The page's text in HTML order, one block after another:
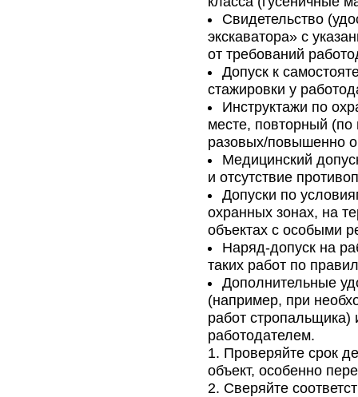
Свидетельство
экскаватора» с
от требований
Допуск к
стажировки у
Инструктажи по
месте, повторный
разовых/повышенно
Медицинский
и отсутствие
Допуски по
охранных зонах, на
объектах с особыми
Наряд-допуск на
таких работ по
Дополнительные
(например, при
работ
работодателем.
Проверяйте срок
объект, особенно
Сверяйте